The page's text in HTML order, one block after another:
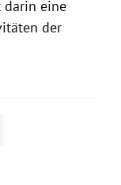
darin eine
der